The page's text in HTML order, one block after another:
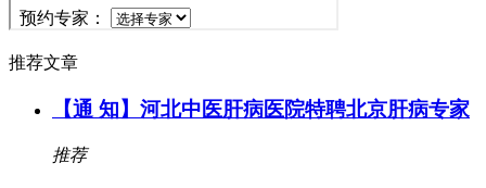
推荐文章
【通 知】河北中医肝病医院特聘北京肝病专家
推荐